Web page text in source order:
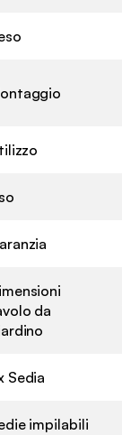
da
Sedia
impilabili